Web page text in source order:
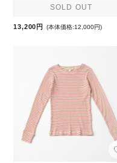
SOLD OUT
13,200円 (本体価格:12,000円)